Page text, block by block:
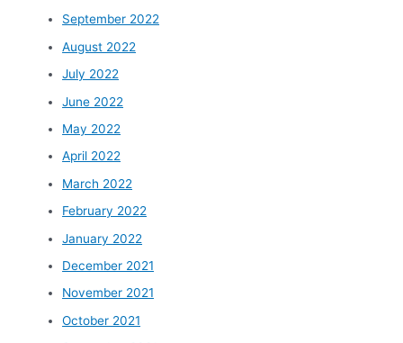
September 2022
August 2022
July 2022
June 2022
May 2022
April 2022
March 2022
February 2022
January 2022
December 2021
November 2021
October 2021